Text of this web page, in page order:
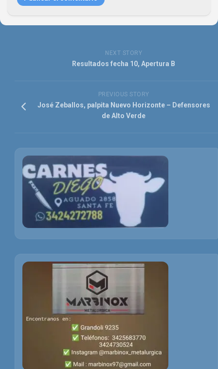
NEXT STORY
Resultados fecha 10, Apertura B
PREVIOUS STORY
José Zeballos, palpita Nuevo Horizonte – Defensores
de Alto Verde